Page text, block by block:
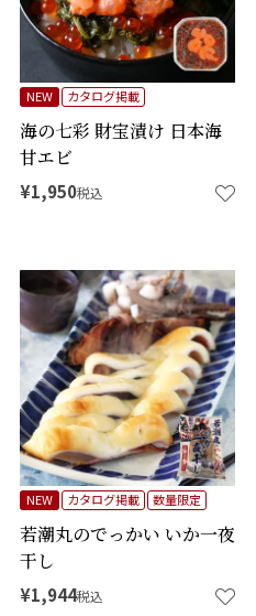
海の七彩 財宝漬け 日本海
甘エビ
NEW カタログ掲載
¥1,950税込
若潮丸のでっかい いか一夜
干し
NEW カタログ掲載 数量限定
¥1,944税込